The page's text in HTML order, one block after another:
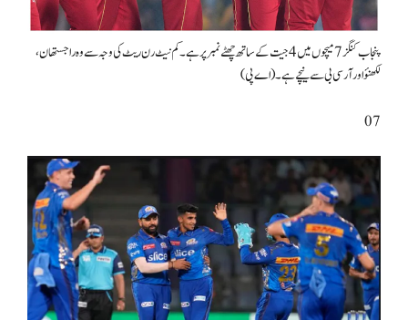
پنجاب کنگز 7 میچوں میں 4 جیت کے ساتھ چھٹے نمبر پر ہے۔ کم نیٹ رن ریٹ کی وجہ سے وہ راجستھان،
لکھنؤ اور آر سی بی سے نیچے ہے۔ (اے پی)
07